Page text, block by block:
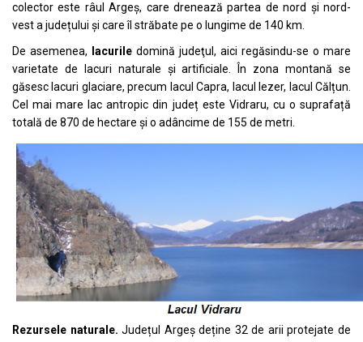
colector este râul Argeș, care drenează partea de nord și nord-
vest a județului și care îl străbate pe o lungime de 140 km.
De asemenea,
lacurile domină judeţul, aici regăsindu-se o mare
varietate de lacuri naturale și artificiale. În zona montană se
găsesc lacuri glaciare, precum lacul Capra, lacul Iezer, lacul Călțun.
Cel mai mare lac antropic din județ este Vidraru, cu o suprafață
totală de 870 de hectare și o adâncime de 155 de metri.
Rezursele naturale.Județul Argeș deține 32 de arii protejate de